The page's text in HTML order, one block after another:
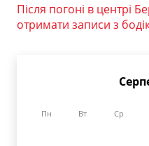
Після погоні в центрі
отримати записи з
Пн Вт Ср